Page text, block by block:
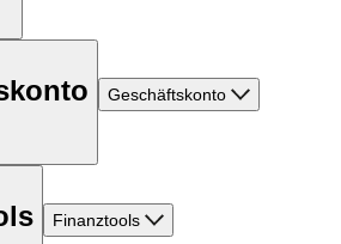
Geschäftskonto
Finanztools